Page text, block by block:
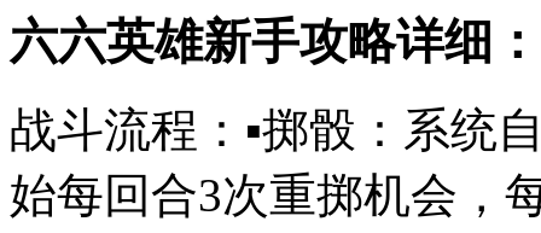
六六英雄新手攻略详细：
战斗流程：▪️掷骰：系统
始每回合3次重掷机会，